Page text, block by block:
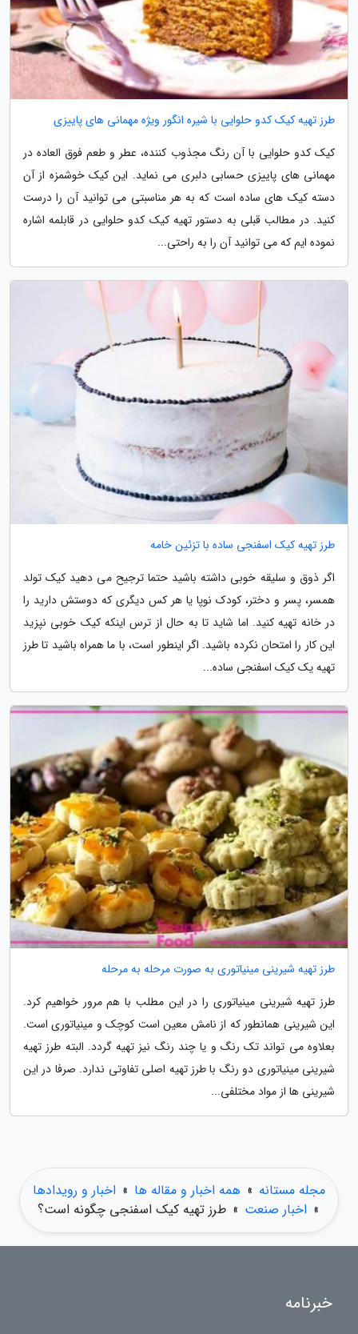
طرز تهیه کیک کدو حلوایی با شیره انگور ویژه مهمانی های پاییزی
کیک کدو حلوایی با آن رنگ مجذوب کننده، عطر و طعم فوق العاده در
مهمانی های پاییزی حسابی دلبری می نماید. این کیک خوشمزه از آن
دسته کیک های ساده است که به هر مناسبتی می توانید آن را درست
کنید. در مطالب قبلی به دستور تهیه کیک کدو حلوایی در قابلمه اشاره
نموده ایم که می توانید آن را به راحتی...
طرز تهیه کیک اسفنجی ساده با تزئین خامه
اگر ذوق و سلیقه خوبی داشته باشید حتما ترجیح می دهید کیک تولد
همسر، پسر و دختر، کودک نوپا یا هر کس دیگری که دوستش دارید را
در خانه تهیه کنید. اما شاید تا به حال از ترس اینکه کیک خوبی نپزید
این کار را امتحان نکرده باشید. اگر اینطور است، با ما همراه باشید تا طرز
تهیه یک کیک اسفنجی ساده...
طرز تهیه شیرینی مینیاتوری به صورت مرحله به مرحله
طرز تهیه شیرینی مینیاتوری را در این مطلب با هم مرور خواهیم کرد.
این شیرینی همانطور که از نامش معین است کوچک و مینیاتوری است.
بعلاوه می تواند تک رنگ و یا چند رنگ نیز تهیه گردد. البته طرز تهیه
شیرینی مینیاتوری دو رنگ با طرز تهیه اصلی تفاوتی ندارد. صرفا در این
شیرینی ها از مواد مختلفی...
مجله مستانه » همه اخبار و مقاله ها » اخبار و رویدادها
» اخبار صنعت » طرز تهیه کیک اسفنجی چگونه است؟
خبرنامه